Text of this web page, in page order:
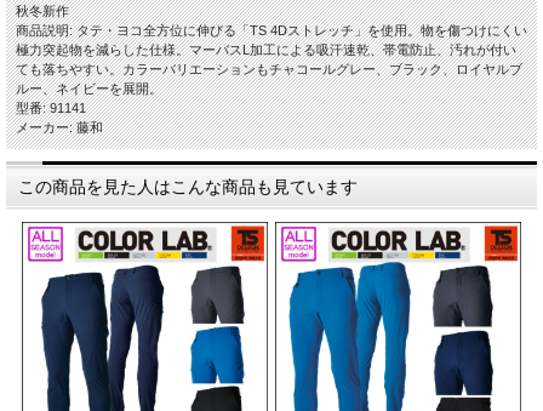
秋冬新作
商品説明: タテ・ヨコ全方位に伸びる「TS 4Dストレッチ」を使用。物を傷つけにくい
極力突起物を減らした仕様。マーバスL加工による吸汗速乾、帯電防止、汚れが付い
ても落ちやすい。カラーバリエーションもチャコールグレー、ブラック、ロイヤルブ
ルー、ネイビーを展開。
型番: 91141
メーカー: 藤和
この商品を見た人はこんな商品も見ています